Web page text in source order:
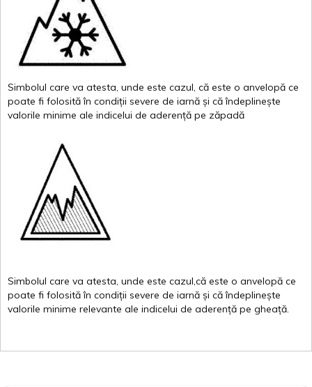
Simbolul care va atesta, unde este cazul, că este o anvelopă ce
poate fi folosită în condiții severe de iarnă și că îndeplinește
valorile minime ale indicelui de aderență pe zăpadă
Simbolul care va atesta, unde este cazul,că este o anvelopă ce
poate fi folosită în condiții severe de iarnă și că îndeplinește
valorile minime relevante ale indicelui de aderență pe gheață.